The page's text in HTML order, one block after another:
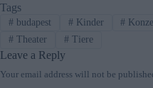
Tags
#budapest #Kinder #
#Theater #Tiere
Leave a Reply
Your email address will not be